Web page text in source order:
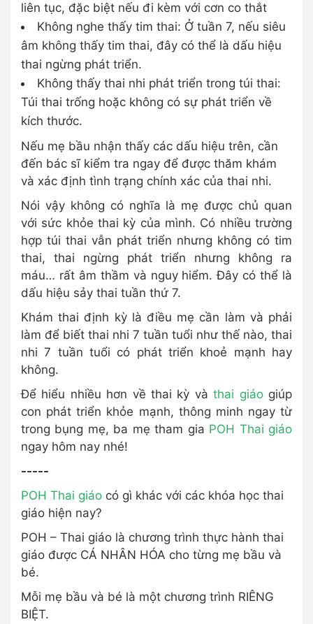
liên tục, đặc biệt nếu đi kèm với cơn co thắt
Không nghe thấy tim thai: Ở tuần 7, nếu siêu
âm không thấy tim thai, đây có thể là dấu hiệu
thai ngừng phát triển.
Không thấy thai nhi phát triển trong túi thai:
Túi thai trống hoặc không có sự phát triển về
kích thước.
Nếu mẹ bầu nhận thấy các dấu hiệu trên, cần
đến bác sĩ kiểm tra ngay để được thăm khám
và xác định tình trạng chính xác của thai nhi.
Nói vậy không có nghĩa là mẹ được chủ quan
với sức khỏe thai kỳ của mình. Có nhiều trường
hợp túi thai vẫn phát triển nhưng không có tim
thai, thai ngừng phát triển nhưng không ra
máu… rất âm thầm và nguy hiểm. Đây có thể là
dấu hiệu sảy thai tuần thứ 7.
Khám thai định kỳ là điều mẹ cần làm và phải
làm để biết thai nhi 7 tuần tuổi như thế nào, thai
nhi 7 tuần tuổi có phát triển khoẻ mạnh hay
không.
Để hiểu nhiều hơn về thai kỳ vàthai giáogiúp
con phát triển khỏe mạnh, thông minh ngay từ
trong bụng mẹ, ba mẹ tham gia POH Thai giáo
ngay hôm nay nhé!
-----
POH Thai giáo có gì khác với các khóa học thai
giáo hiện nay?
POH – Thai giáo là chương trình thực hành thai
giáo được CÁ NHÂN HÓA cho từng mẹ bầu và
bé.
Mỗi mẹ bầu và bé là một chương trình RIÊNG
BIỆT.